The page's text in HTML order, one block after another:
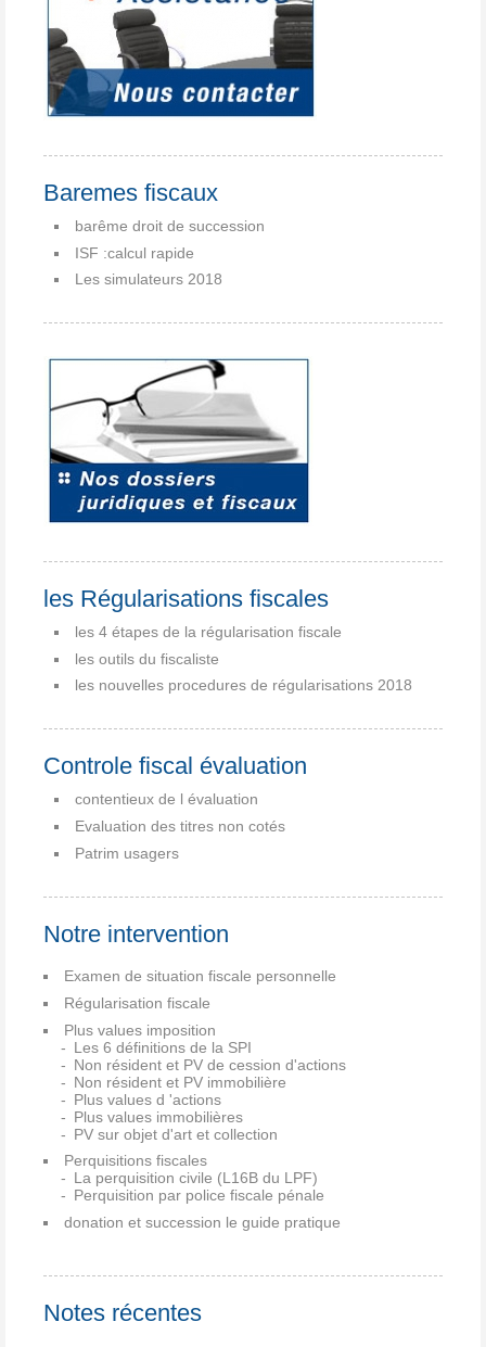
Baremes fiscaux
barême droit de succession
ISF :calcul rapide
Les simulateurs 2018
les Régularisations fiscales
les 4 étapes de la régularisation fiscale
les outils du fiscaliste
les nouvelles procedures de régularisations 2018
Controle fiscal évaluation
contentieux de l évaluation
Evaluation des titres non cotés
Patrim usagers
Notre intervention
Examen de situation fiscale personnelle
Régularisation fiscale
Plus values imposition
Les 6 définitions de la SPI
Non résident et PV de cession d'actions
Non résident et PV immobilière
Plus values d 'actions
Plus values immobilières
PV sur objet d'art et collection
Perquisitions fiscales
La perquisition civile (L16B du LPF)
Perquisition par police fiscale pénale
donation et succession le guide pratique
Notes récentes